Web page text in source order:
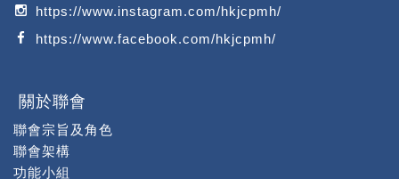
https://www.instagram.com/hkjcpmh/
https://www.facebook.com/hkjcpmh/
關於聯會
聯會宗旨及角色
聯會架構
功能小組